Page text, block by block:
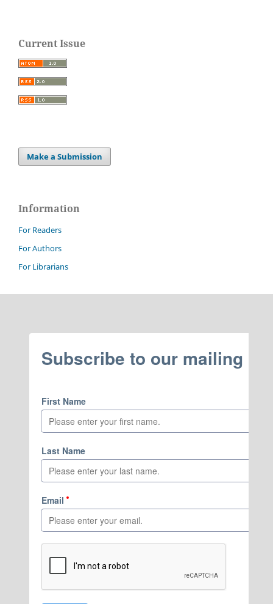
Current Issue
Make a Submission
Information
For Readers
For Authors
For Librarians